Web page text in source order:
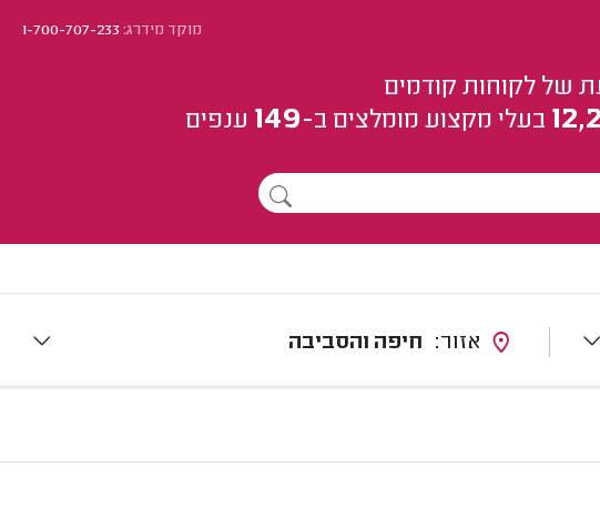
מוקד מידרג:1-700-707-233
של לקוחות קודמים
בעלי מקצוע מומלצים ב-149 ענפים
חיפה והסביבה